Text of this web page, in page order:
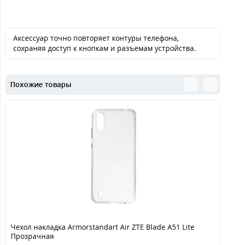
Аксессуар точно повторяет контуры телефона,
сохраняя доступ к кнопкам и разъемам устройства.
Похожие товары
Чехол накладка Armorstandart Air ZTE Blade A51 Lite
Прозрачная